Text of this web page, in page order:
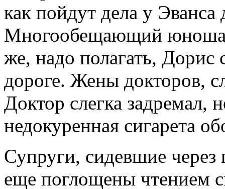
как пойдут дела у
Многообещающий
же, надо полагать, Дорис
дороге. Жены докторов,
Доктор слегка задремал,
недокуренная сигарета
Супруги, сидевшие через
еще поглощены чтением